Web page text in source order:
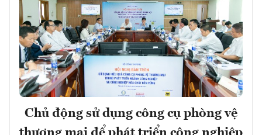
Chủ động sử dụng công cụ phòng vệ